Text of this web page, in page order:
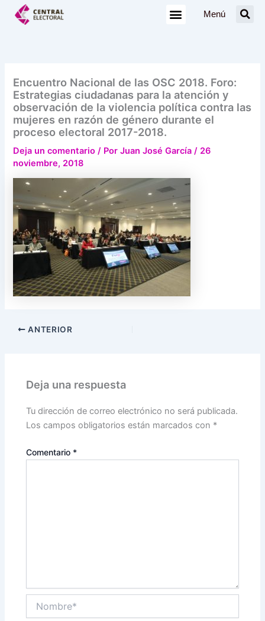
Menú
Encuentro Nacional de las OSC 2018. Foro:
Estrategias ciudadanas para la atención y
observación de la violencia política contra las
mujeres en razón de género durante el
proceso electoral 2017-2018.
Deja un comentario / PorJuan José García/ 26
noviembre, 2018
ANTERIOR
Deja una respuesta
Tu dirección de correo electrónico no será publicada.
Los campos obligatorios están marcados con *
Comentario *